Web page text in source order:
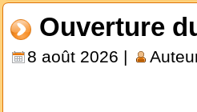
Ouverture
8 août 2026 |